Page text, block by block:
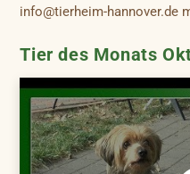
info@tierheim-hannover.de
Tier des Monats